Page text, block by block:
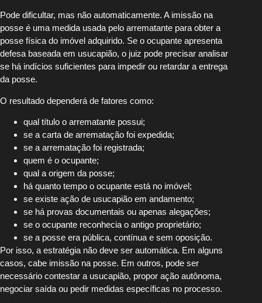
Pode dificultar, mas não automaticamente. A imissão na
posse é uma medida usada pelo arrematante para obter a
posse física do imóvel adquirido. Se o ocupante apresenta
defesa baseada em usucapião, o juiz pode precisar analisar
se há indícios suficientes para impedir ou retardar a entrega
da posse.
O resultado dependerá de fatores como:
qual título o arrematante possui;
se a carta de arrematação foi expedida;
se a arrematação foi registrada;
quem é o ocupante;
qual a origem da posse;
há quanto tempo o ocupante está no imóvel;
se existe ação de usucapião em andamento;
se há provas documentais ou apenas alegações;
se o ocupante reconhecia o antigo proprietário;
se a posse era pública, contínua e sem oposição.
Por isso, a estratégia não deve ser automática. Em alguns
casos, cabe imissão na posse. Em outros, pode ser
necessário contestar a usucapião, propor ação autônoma,
negociar saída ou pedir medidas específicas no processo.